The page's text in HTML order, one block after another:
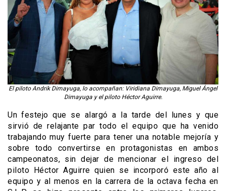
El piloto Andrik Dimayuga, lo acompañan: Viridiana Dimayuga, Miguel Ángel
Dimayuga y el piloto Héctor Aguirre.
Un festejo que se alargó a la tarde del lunes y que
sirvió de relajante par todo el equipo que ha venido
trabajando muy fuerte para tener una notable mejoría y
sobre todo convertirse en protagonistas en ambos
campeonatos, sin dejar de mencionar el ingreso del
piloto Héctor Aguirre quien se incorporó este año al
equipo y al menos en la carrera de la octava fecha en